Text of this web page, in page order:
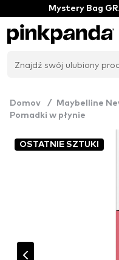
Mystery Bag
Domov / Maybelline
Pomadki w płynie
OSTATNIE SZTUKI